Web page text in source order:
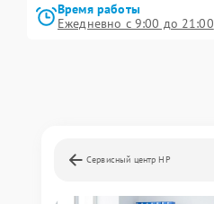
Время работы
Ежедневно с 9:00 до 21:00
Сервисный центр HP